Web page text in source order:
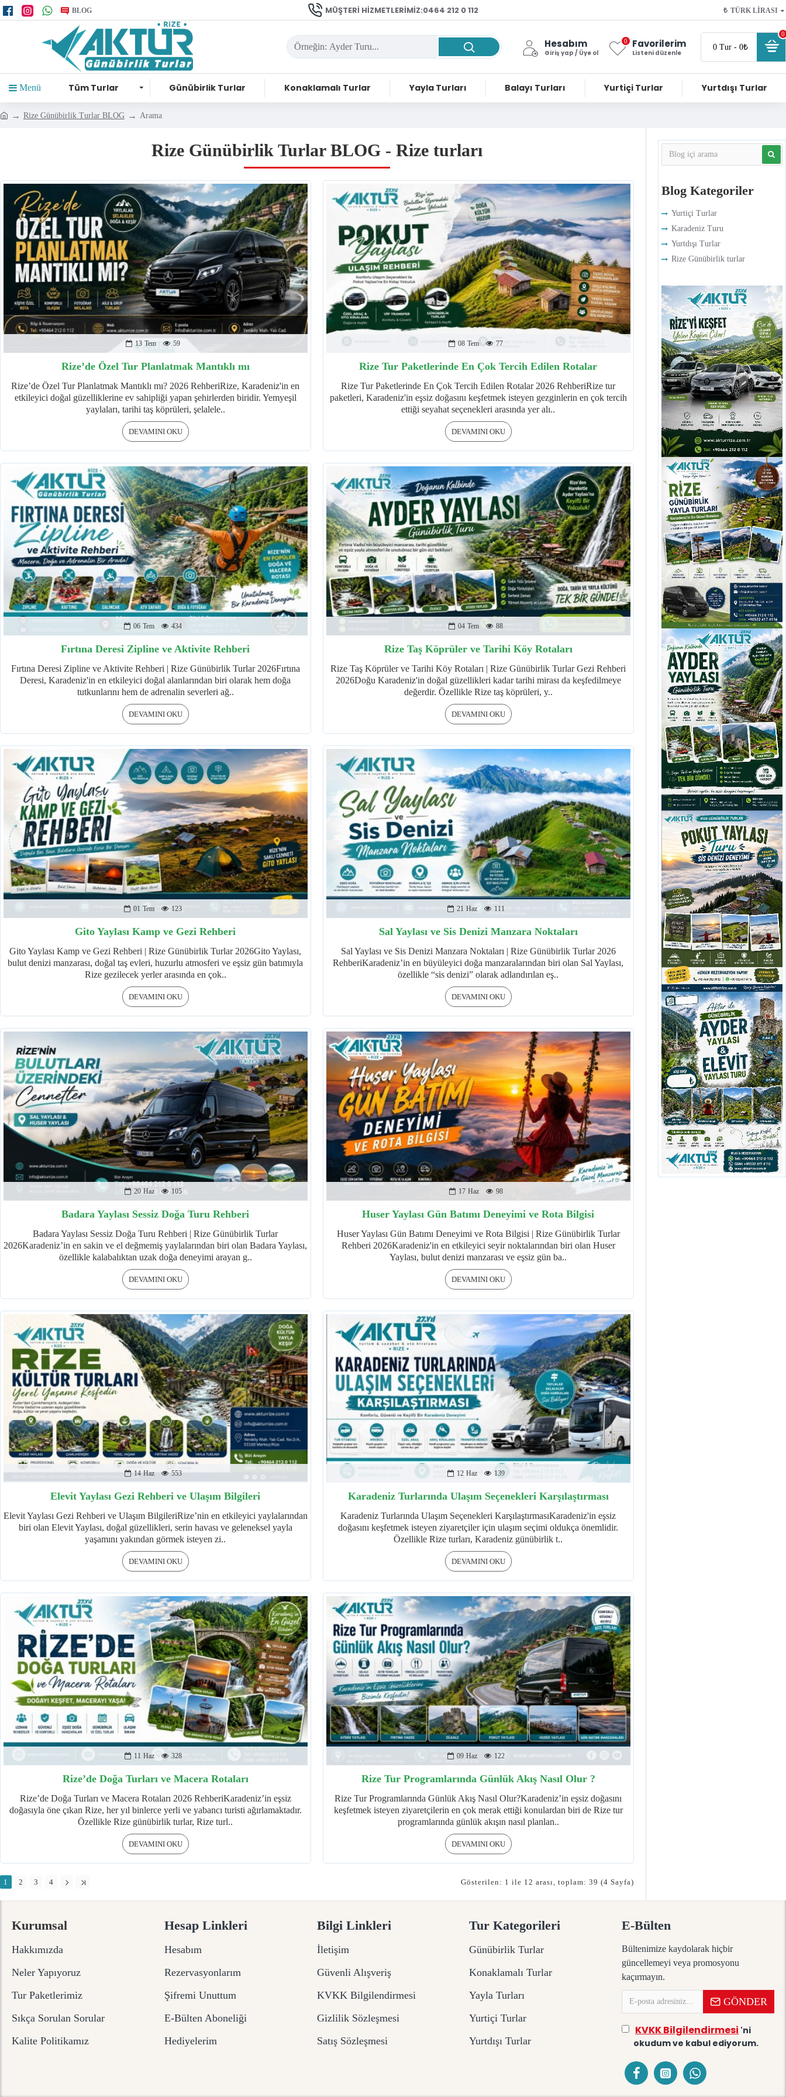
BLOG MÜŞTERI HIZMETLERIMIZ:0464 212 0 112 ₺ TÜRK LIRASI
Hesabım
Giriş yap / Üye ol
Favorilerim
Listeni düzenle
0
0 Tur - 0₺
0
Menü Tüm Turlar Günübirlik Turlar Konaklamalı Turlar Yayla Turları Balayı Turları Yurtiçi Turlar Yurtdışı Turlar
Rize Günübirlik Turlar BLOG Arama
Rize Günübirlik Turlar BLOG - Rize turları
13 Tem 59
Rize’de Özel Tur Planlatmak Mantıklı mı
Rize’de Özel Tur Planlatmak Mantıklı mı? 2026 RehberiRize, Karadeniz'in en
etkileyici doğal güzelliklerine ev sahipliği yapan şehirlerden biridir. Yemyeşil
yaylaları, tarihi taş köprüleri, şelalele..
DEVAMINI OKU
08 Tem 77
Rize Tur Paketlerinde En Çok Tercih Edilen Rotalar
Rize Tur Paketlerinde En Çok Tercih Edilen Rotalar 2026 RehberiRize tur
paketleri, Karadeniz'in eşsiz doğasını keşfetmek isteyen gezginlerin en çok tercih
ettiği seyahat seçenekleri arasında yer alı..
DEVAMINI OKU
06 Tem 434
Fırtına Deresi Zipline ve Aktivite Rehberi
Fırtına Deresi Zipline ve Aktivite Rehberi | Rize Günübirlik Turlar 2026Fırtına
Deresi, Karadeniz'in en etkileyici doğal alanlarından biri olarak hem doğa
tutkunlarını hem de adrenalin severleri ağ..
DEVAMINI OKU
04 Tem 88
Rize Taş Köprüler ve Tarihi Köy Rotaları
Rize Taş Köprüler ve Tarihi Köy Rotaları | Rize Günübirlik Turlar Gezi Rehberi
2026Doğu Karadeniz'in doğal güzellikleri kadar tarihi mirası da keşfedilmeye
değerdir. Özellikle Rize taş köprüleri, y..
DEVAMINI OKU
01 Tem 123
Gito Yaylası Kamp ve Gezi Rehberi
Gito Yaylası Kamp ve Gezi Rehberi | Rize Günübirlik Turlar 2026Gito Yaylası,
bulut denizi manzarası, doğal taş evleri, huzurlu atmosferi ve eşsiz gün batımıyla
Rize gezilecek yerler arasında en çok..
DEVAMINI OKU
21 Haz 111
Sal Yaylası ve Sis Denizi Manzara Noktaları
Sal Yaylası ve Sis Denizi Manzara Noktaları | Rize Günübirlik Turlar 2026
RehberiKaradeniz’in en büyüleyici doğa manzaralarından biri olan Sal Yaylası,
özellikle “sis denizi” olarak adlandırılan eş..
DEVAMINI OKU
20 Haz 105
Badara Yaylası Sessiz Doğa Turu Rehberi
Badara Yaylası Sessiz Doğa Turu Rehberi | Rize Günübirlik Turlar
2026Karadeniz’in en sakin ve el değmemiş yaylalarından biri olan Badara Yaylası,
özellikle kalabalıktan uzak doğa deneyimi arayan g..
DEVAMINI OKU
17 Haz 98
Huser Yaylası Gün Batımı Deneyimi ve Rota Bilgisi
Huser Yaylası Gün Batımı Deneyimi ve Rota Bilgisi | Rize Günübirlik Turlar
Rehberi 2026Karadeniz'in en etkileyici seyir noktalarından biri olan Huser
Yaylası, bulut denizi manzarası ve eşsiz gün ba..
DEVAMINI OKU
14 Haz 553
Elevit Yaylası Gezi Rehberi ve Ulaşım Bilgileri
Elevit Yaylası Gezi Rehberi ve Ulaşım BilgileriRize’nin en etkileyici yaylalarından
biri olan Elevit Yaylası, doğal güzellikleri, serin havası ve geleneksel yayla
yaşamını yakından görmek isteyen zi..
DEVAMINI OKU
12 Haz 139
Karadeniz Turlarında Ulaşım Seçenekleri Karşılaştırması
Karadeniz Turlarında Ulaşım Seçenekleri KarşılaştırmasıKaradeniz'in eşsiz
doğasını keşfetmek isteyen ziyaretçiler için ulaşım seçimi oldukça önemlidir.
Özellikle Rize turları, Karadeniz günübirlik t..
DEVAMINI OKU
11 Haz 328
Rize’de Doğa Turları ve Macera Rotaları
Rize’de Doğa Turları ve Macera Rotaları 2026 RehberiKaradeniz’in eşsiz
doğasıyla öne çıkan Rize, her yıl binlerce yerli ve yabancı turisti ağırlamaktadır.
Özellikle Rize günübirlik turlar, Rize turl..
DEVAMINI OKU
09 Haz 122
Rize Tur Programlarında Günlük Akış Nasıl Olur ?
Rize Tur Programlarında Günlük Akış Nasıl Olur?Karadeniz’in eşsiz doğasını
keşfetmek isteyen ziyaretçilerin en çok merak ettiği konulardan biri de Rize tur
programlarında günlük akışın nasıl planlan..
DEVAMINI OKU
1 2 3 4 Gösterilen: 1 ile 12 arası, toplam: 39 (4 Sayfa)
Blog Kategoriler
Yurtiçi Turlar
Karadeniz Turu
Yurtdışı Turlar
Rize Günübirlik turlar
Kurumsal
Hakkımızda
Neler Yapıyoruz
Tur Paketlerimiz
Sıkça Sorulan Sorular
Kalite Politikamız
Hesap Linkleri
Hesabım
Rezervasyonlarım
Şifremi Unuttum
E-Bülten Aboneliği
Hediyelerim
Bilgi Linkleri
İletişim
Güvenli Alışveriş
KVKK Bilgilendirmesi
Gizlilik Sözleşmesi
Satış Sözleşmesi
Tur Kategorileri
Günübirlik Turlar
Konaklamalı Turlar
Yayla Turları
Yurtiçi Turlar
Yurtdışı Turlar
E-Bülten
Bültenimize kaydolarak hiçbir
güncellemeyi veya promosyonu
kaçırmayın.
GÖNDER
KVKK Bilgilendirmesi 'ni
okudum ve kabul ediyorum.